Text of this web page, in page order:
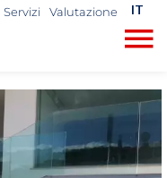
Servizi Valutazione IT